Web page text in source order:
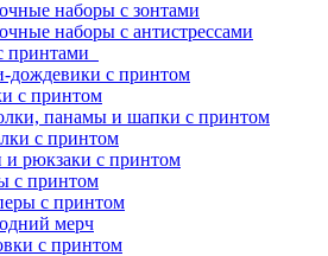
наборы с зонтами
наборы с антистрессами
принтами
дождевики с принтом
с принтом
панамы и шапки с принтом
с принтом
рюкзаки с принтом
с принтом
с принтом
мерч
с принтом